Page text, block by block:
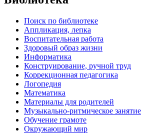
Поиск по библиотеке
Аппликация, лепка
Воспитательная работа
Здоровый образ жизни
Информатика
Конструирование, ручной труд
Коррекционная педагогика
Логопедия
Математика
Материалы для родителей
Музыкально-ритмическое занятие
Обучение грамоте
Окружающий мир